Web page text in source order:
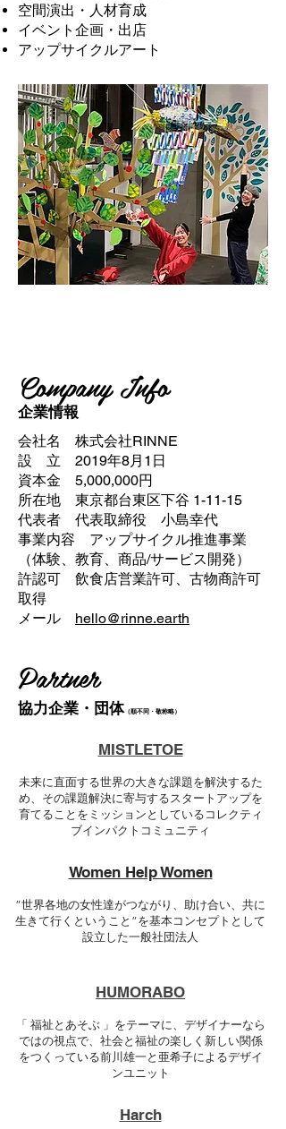
空間演出・人材育成
イベント企画・出店
​アップサイクルアート
Company Info
​企業情報
会社名 株式会社RINNE
設 立 2019年8月1日
資本金 5,000,000円
所在地 東京都台東区下谷 1-11-15
代表者 代表取締役 小島幸代
事業内容 アップサイクル推進事業
（体験、教育、商品/サービス開発）
許認可 飲食店営業許可、古物商許可
取得
メール hello@rinne.earth
Partner
協力企業・団体（順不同・敬称略）
MISTLETOE
未来に直面する世界の大きな課題を解決するた
め、その課題解決に寄与するスタートアップを
育てることをミッションとしているコレクティ
ブインパクトコミュニティ
Women Help Women
”世界各地の女性達がつながり、助け合い、共に
生きて行くということ”を基本コンセプトとして
設立した一般社団法人
HUMORABO
「 福祉とあそぶ 」をテーマに、デザイナーなら
ではの視点で、社会と福祉の楽しく新しい関係
をつくっている前川雄一と亜希子によるデザイ
ンユニット
Harch